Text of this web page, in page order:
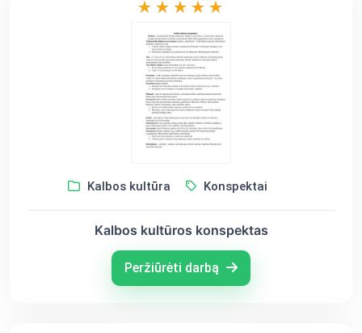
Kalbos kultūra Konspektai
Kalbos kultūros konspektas
Peržiūrėti darbą